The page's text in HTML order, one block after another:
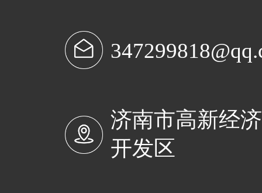
济南市高新经
开发区